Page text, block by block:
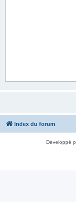
Index du forum
Développé